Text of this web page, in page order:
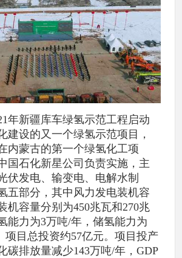
年新疆库车绿氢示范工程启动
建设的又一个绿氢示范项目，
内蒙古的第一个绿氢化工项
国石化新星公司负责实施，主
伏发电、输变电、电解水制
五部分，其中风力发电装机容
机容量分别为450兆瓦和270兆
能力为3万吨/年，储氢能力为
项目总投资约57亿元。项目投产
碳排放量减少143万吨/年，GDP